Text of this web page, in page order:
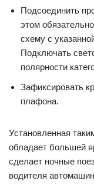
Подсоединить
этом
схему с
Подключать
полярности
Зафиксировать
плафона.
Установленная
обладает большей
сделает ночные
водителя